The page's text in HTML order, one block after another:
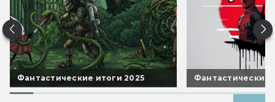
Фантастические итоги 2025 Фантастические